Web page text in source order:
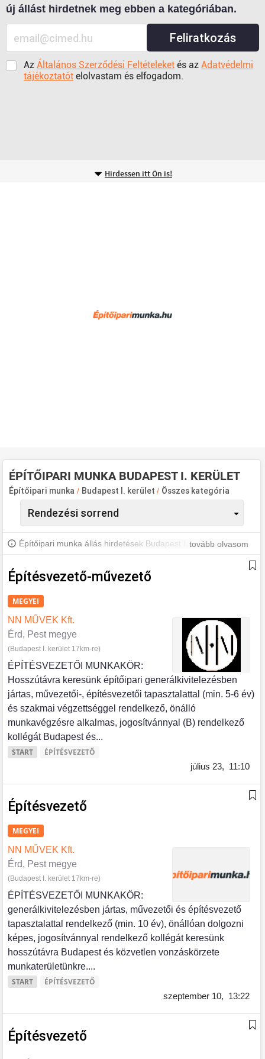
új állást hirdetnek meg ebben a kategóriában.
Feliratkozás
Az Általános Szerződési Feltételeket és az Adatvédelmi
tájékoztatót elolvastam és elfogadom.
Hirdessen itt Ön is!
ÉPÍTŐIPARI MUNKA BUDAPEST I. KERÜLET
Építőipari munka / Budapest I. kerület/ Összes kategória
Építőipari munka állás hirdetések Budapest I. Kerületben és
tovább olvasom
Építésvezető-művezető
MEGYEI
NN MŰVEK Kft.
Érd, Pest megye
(Budapest I. kerület 17km-re)
ÉPÍTÉSVEZETŐI MUNKAKÖR:
Hosszútávra keresünk építőipari generálkivitelezésben
jártas, művezetői-, építésvezetői tapasztalattal (min. 5-6 év)
és szakmai végzettséggel rendelkező, önálló
munkavégzésre alkalmas, jogosítvánnyal (B) rendelkező
kollégát Budapest és...
START
ÉPÍTÉSVEZETŐ
július 23, 11:10
Építésvezető
MEGYEI
NN MŰVEK Kft.
Érd, Pest megye
(Budapest I. kerület 17km-re)
ÉPÍTÉSVEZETŐI MUNKAKÖR:
generálkivitelezésben jártas, művezetői és építésvezető
tapasztalattal rendelkező (min. 10 év), önállóan dolgozni
képes, jogosítvánnyal rendelkező kollégát keresünk
hosszútávra Budapest és közvetlen vonzáskörzete
munkaterületünkre....
START
ÉPÍTÉSVEZETŐ
szeptember 10, 13:22
Építésvezető